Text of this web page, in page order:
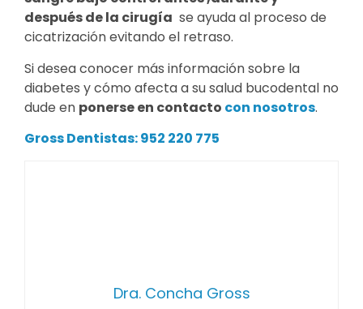
después de la cirugía se ayuda al proceso de
cicatrización evitando el retraso.
Si desea conocer más información sobre la
diabetes y cómo afecta a su salud bucodental no
dude en ponerse en contacto con nosotros.
Gross Dentistas: 952 220 775
Dra. Concha Gross